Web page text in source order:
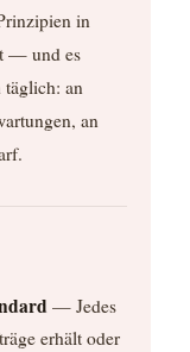
in
— und es
täglich: an
an
— Jedes
erhält oder